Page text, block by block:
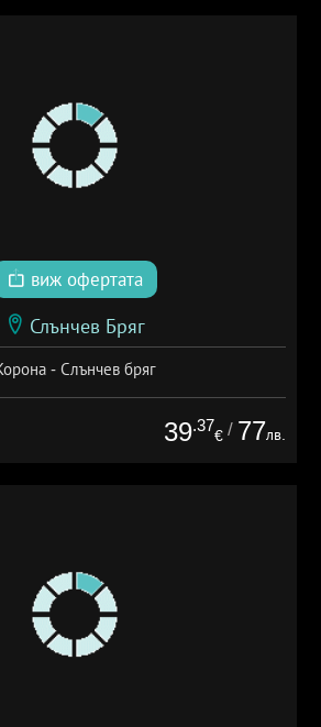
виж офертата
Слънчев Бряг
- Слънчев бряг
39.37
€ / 77лв.